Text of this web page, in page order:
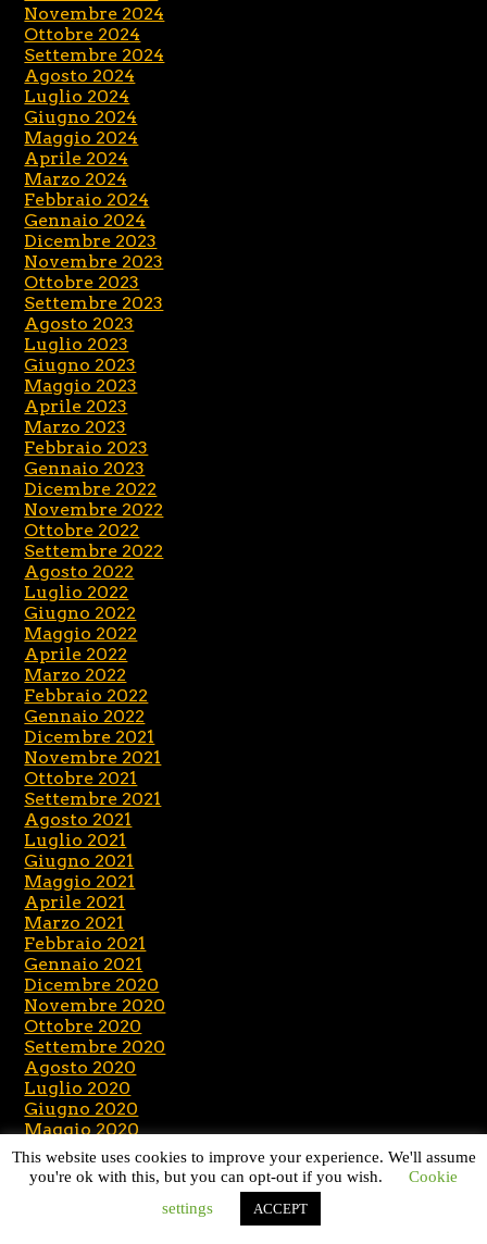
Novembre 2024
Ottobre 2024
Settembre 2024
Agosto 2024
Luglio 2024
Giugno 2024
Maggio 2024
Aprile 2024
Marzo 2024
Febbraio 2024
Gennaio 2024
Dicembre 2023
Novembre 2023
Ottobre 2023
Settembre 2023
Agosto 2023
Luglio 2023
Giugno 2023
Maggio 2023
Aprile 2023
Marzo 2023
Febbraio 2023
Gennaio 2023
Dicembre 2022
Novembre 2022
Ottobre 2022
Settembre 2022
Agosto 2022
Luglio 2022
Giugno 2022
Maggio 2022
Aprile 2022
Marzo 2022
Febbraio 2022
Gennaio 2022
Dicembre 2021
Novembre 2021
Ottobre 2021
Settembre 2021
Agosto 2021
Luglio 2021
Giugno 2021
Maggio 2021
Aprile 2021
Marzo 2021
Febbraio 2021
Gennaio 2021
Dicembre 2020
Novembre 2020
Ottobre 2020
Settembre 2020
Agosto 2020
Luglio 2020
Giugno 2020
Maggio 2020
Aprile 2020
Marzo 2020
Febbraio 2020
This website uses cookies to improve your experience. We'll assume
you're ok with this, but you can opt-out if you wish.
Cookie
settings
ACCEPT